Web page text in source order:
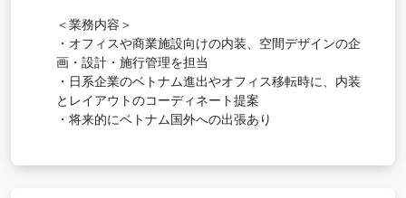
＜業務内容＞
・オフィスや商業施設向けの内装、空間デザインの企
画・設計・施行管理を担当
・日系企業のベトナム進出やオフィス移転時に、内装
とレイアウトのコーディネート提案
・将来的にベトナム国外への出張あり